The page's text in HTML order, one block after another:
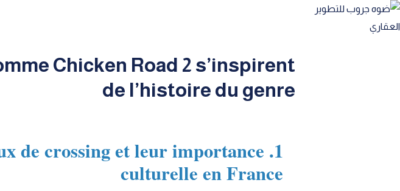
Chicken Road 2 s’inspirent
de l’histoire du genre
de crossing et leur importance
culturelle en France